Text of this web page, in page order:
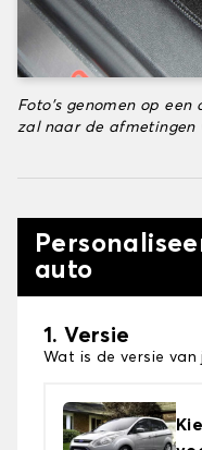
Foto's genomen op
zal naar de afmetingen
auto
1. Versie
Wat is de versie van